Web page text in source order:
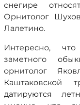
снегире
Орнитолог
Лалетино.
Интересно,
заметного
орнитолог
Каштаковской
датируются